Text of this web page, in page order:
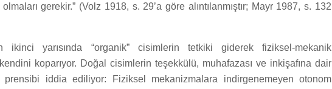
gerekir.” (Volz 1918, s. 29’a göre alıntılanmıştır; Mayr 1987, s. 132
ikinci yarısında “organik” cisimlerin tetkiki giderek fiziksel-mekanik
koparıyor. Doğal cisimlerin teşekkülü, muhafazası ve inkişafına dair
iddia ediliyor: Fiziksel mekanizmalara indirgenemeyen otonom